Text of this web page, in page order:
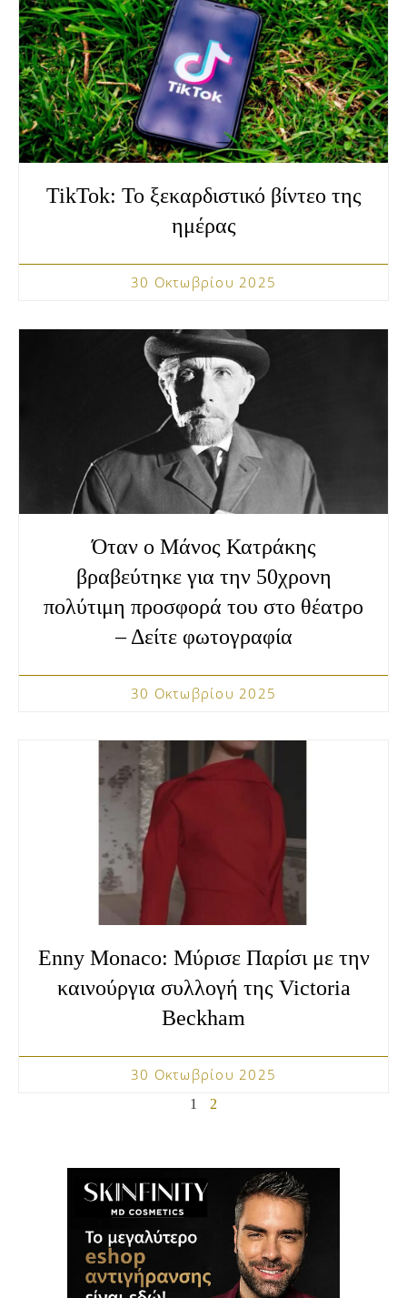
TikTok: Το ξεκαρδιστικό βίντεο της
ημέρας
30 Οκτωβρίου 2025
Όταν ο Μάνος Κατράκης
βραβεύτηκε για την 50χρονη
πολύτιμη προσφορά του στο θέατρο
– Δείτε φωτογραφία
30 Οκτωβρίου 2025
Enny Monaco: Μύρισε Παρίσι με την
καινούργια συλλογή της Victoria
Beckham
30 Οκτωβρίου 2025
1 2